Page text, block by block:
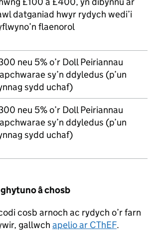
datganiad hwyr rydych wedi’i
flaenorol
neu 5% o’r Doll Peiriannau
sy’n ddyledus (p’un
sydd uchaf)
neu 5% o’r Doll Peiriannau
sy’n ddyledus (p’un
sydd uchaf)
â chosb
cosb arnoch ac rydych o’r farn
gallwch apelio ar CThEF.